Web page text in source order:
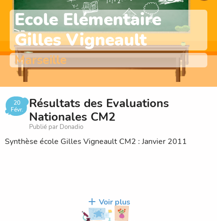
Ecole Elémentaire
Gilles Vigneault
Marseille
20
Févr.
Résultats des Evaluations
Nationales CM2
Publié par Donadio
Synthèse école Gilles Vigneault CM2 : Janvier 2011
Voir plus